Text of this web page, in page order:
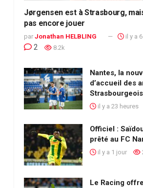
Jørgensen est à Strasbourg,
pas encore jouer
par Jonathan HELBLING il y a
2 8.2k
Nantes, la
d’accueil des
Strasbourgeois
il y a 23 heures
Officiel :
prêté au FC
il y a 1 jour
Le Racing